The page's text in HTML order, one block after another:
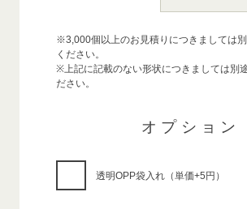
※3,000個以上のお見積りにつきましては
ください。
※上記に記載のない形状につきましては別
ださい。
オプション
透明OPP袋入れ（単価+5円）